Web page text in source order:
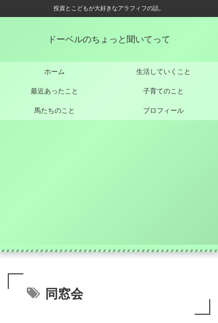
投資とこどもが大好きなアラフィフの話。
ドーベルのちょっと聞いてって
ホーム 生活していくこと
最近あったこと 子育てのこと
馬たちのこと プロフィール
同窓会